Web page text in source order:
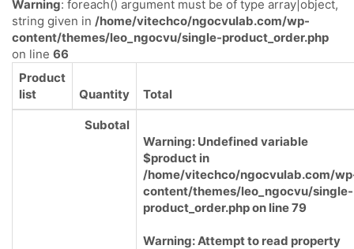
Warning: foreach() argument must be of type array|object,
string given in /home/vitechco/ngocvulab.com/wp-
content/themes/leo_ngocvu/single-product_order.php
on line 66
Product
list
Quantity Total
Subotal
Warning: Undefined variable
$product in
/home/vitechco/ngocvulab.com/
content/themes/leo_ngocvu/single-
product_order.phpon line79
Warning: Attempt to read property